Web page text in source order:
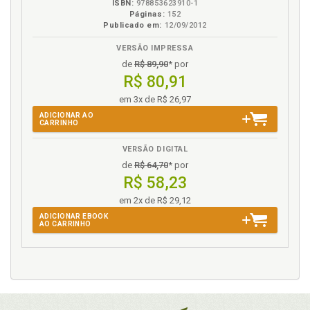
Nova Zelândia. Direito da common law, p. 87
Ordenamento jurídico estrangeiro. Precisamos do
juízo de corroboração? A opção do legislador
brasileiro em face dos ordenamentos jurídicos
estrangeiros, p. 156
Origem histórica da colaboração premiada e
evolução legislativa do instituto no direito brasileiro,
p. 20
Plano de admissibilidade versus plano de valoração:
ISBN: 978853623910-1
Páginas: 152
Publicado em: 12/09/2012
VERSÃO IMPRESSA
de R$ 89,90* por
R$ 80,91
em 3x de R$ 26,97
ADICIONAR AO
CARRINHO
VERSÃO DIGITAL
de R$ 64,70* por
R$ 58,23
em 2x de R$ 29,12
ADICIONAR EBOOK
AO CARRINHO